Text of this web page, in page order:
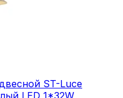
ST-Luce
LED 1*32W